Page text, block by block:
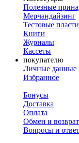
Полезные
Мерчандайзинг
Тестовые
Книги
Журналы
Кассеты
покупателю
Личные данные
Избранное
Бонусы
Доставка
Оплата
Обмен и возврат
Вопросы и